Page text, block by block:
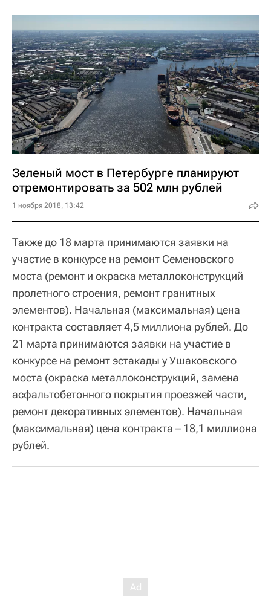
Зеленый мост в Петербурге планируют
отремонтировать за 502 млн рублей
1 ноября 2018, 13:42
Также до 18 марта принимаются заявки на
участие в конкурсе на ремонт Семеновского
моста (ремонт и окраска металлоконструкций
пролетного строения, ремонт гранитных
элементов). Начальная (максимальная) цена
контракта составляет 4,5 миллиона рублей. До
21 марта принимаются заявки на участие в
конкурсе на ремонт эстакады у Ушаковского
моста (окраска металлоконструкций, замена
асфальтобетонного покрытия проезжей части,
ремонт декоративных элементов). Начальная
(максимальная) цена контракта – 18,1 миллиона
рублей.